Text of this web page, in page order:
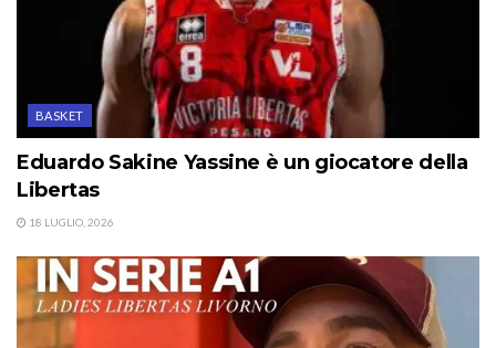
BASKET
Eduardo Sakine Yassine è un giocatore della
Libertas
18 LUGLIO, 2026